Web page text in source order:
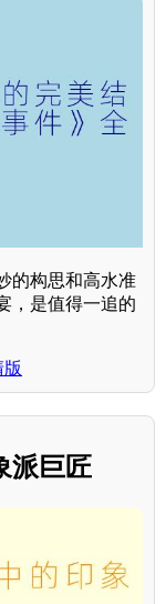
的构思和高水准
，是值得一追的
派巨匠